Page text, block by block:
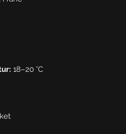
18–20 °C